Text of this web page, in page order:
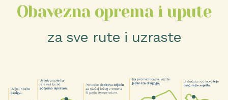
Obavezna oprema i upute
za sve rute i uzraste